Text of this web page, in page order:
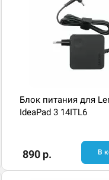
Блок питания для
IdeaPad 3 14ITL6
890 р. В